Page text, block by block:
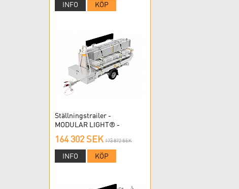
INFO KÖP
Ställningstrailer -
MODULAR LIGHT® -
Modulställning
164 302 SEK 173 872 SEK
INFO KÖP